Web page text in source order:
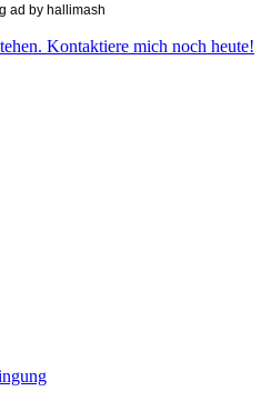
ad by hallimash
Kontaktiere mich noch heute!